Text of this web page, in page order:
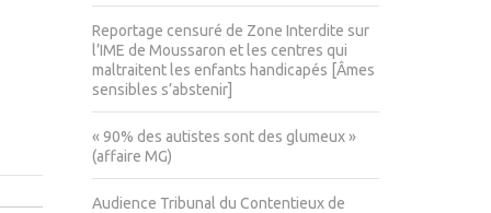
Reportage censuré de Zone Interdite sur
l’IME de Moussaron et les centres qui
maltraitent les enfants handicapés [Âmes
sensibles s’abstenir]
« 90% des autistes sont des glumeux »
(affaire MG)
Audience Tribunal du Contentieux de